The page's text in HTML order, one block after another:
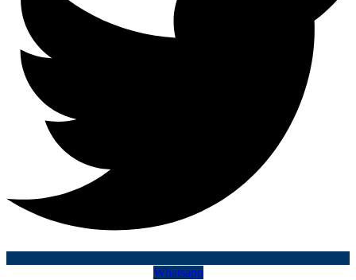
Whatsapp